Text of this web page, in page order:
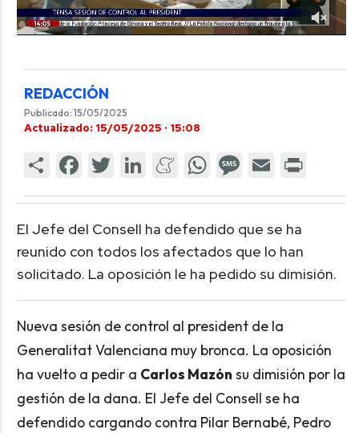
REDACCIÓN
Publicado: 15/05/2025
Actualizado: 15/05/2025 · 15:08
El Jefe del Consell ha defendido que se ha
reunido con todos los afectados que lo han
solicitado. La oposición le ha pedido su dimisión.
Nueva sesión de control al president de la
Generalitat Valenciana muy bronca. La oposición
ha vuelto a pedir a Carlos Mazón su dimisión por la
gestión de la dana. El Jefe del Consell se ha
defendido cargando contra Pilar Bernabé, Pedro